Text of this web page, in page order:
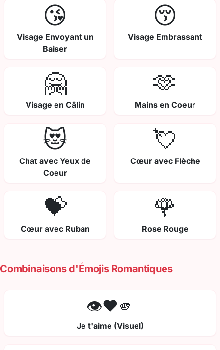
😘
Visage Envoyant un
Baiser
😚
Visage Embrassant
🤗
Visage en Câlin
🫶
Mains en Coeur
😻
Chat avec Yeux de
Coeur
💘
Cœur avec Flèche
💝
Cœur avec Ruban
🌹
Rose Rouge
Combinaisons d'Émojis Romantiques
👁️❤️🫵
Je t'aime (Visuel)